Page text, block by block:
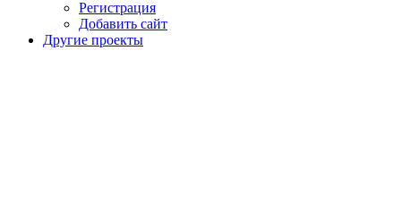
Регистрация
Добавить сайт
Другие проекты